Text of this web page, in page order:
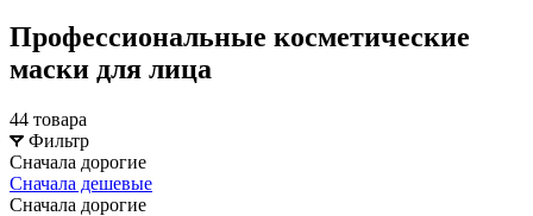
Профессиональные косметические
маски для лица
44 товара
Фильтр
Сначала дорогие
Сначала дешевые
Сначала дорогие